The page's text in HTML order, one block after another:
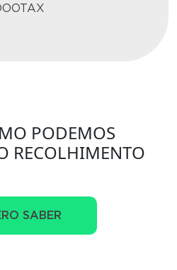
PODEMOS
RECOLHIMENTO
SABER